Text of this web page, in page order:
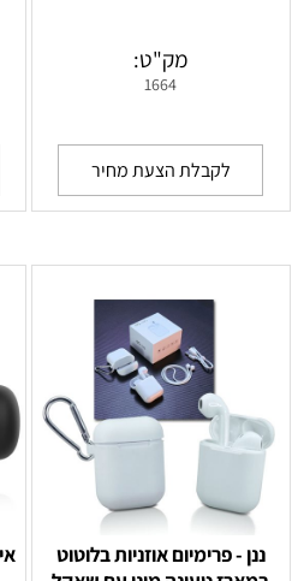
מק"ט:
1664
לקבלת הצעת מחיר
ננן - פרימיום אוזניות בלוטוט